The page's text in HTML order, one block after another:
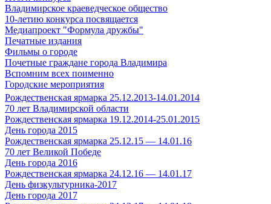
Владимирское краеведческое общество
10-летию конкурса посвящается
Медиапроект "Формула дружбы"
Печатные издания
Фильмы о городе
Почетные граждане города Владимира
Вспомним всех поименно
Городские мероприятия
Рождественская ярмарка 25.12.2013-14.01.2014
70 лет Владимирской области
Рождественская ярмарка 19.12.2014-25.01.2015
День города 2015
Рождественская ярмарка 25.12.15 — 14.01.16
70 лет Великой Победе
День города 2016
Рождественская ярмарка 24.12.16 — 14.01.17
День физкультурника-2017
День города 2017